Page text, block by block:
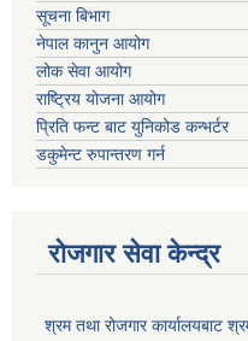
सूचना बिभाग
नेपाल कानुन आयोग
लोक सेवा आयोग
राष्ट्रिय योजना आयोग
प्रिति फन्ट बाट युनिकोड कन्भर्टर
डकुमेन्ट रुपान्तरण गर्न
रोजगार सेवा केन्द्र
श्रम तथा रोजगार कार्यालयबाट